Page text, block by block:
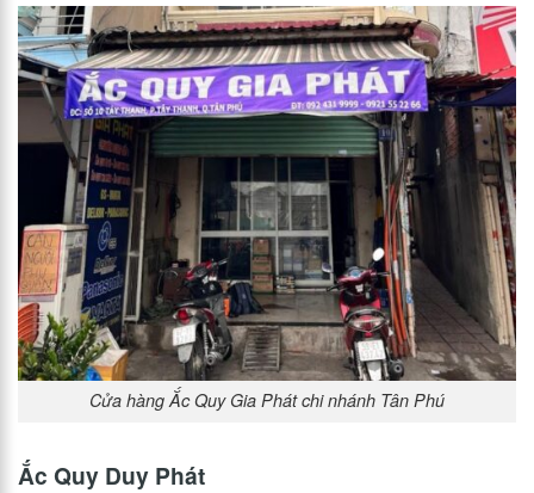
Cửa hàng Ắc Quy Gia Phát chi nhánh Tân Phú
Ắc Quy Duy Phát